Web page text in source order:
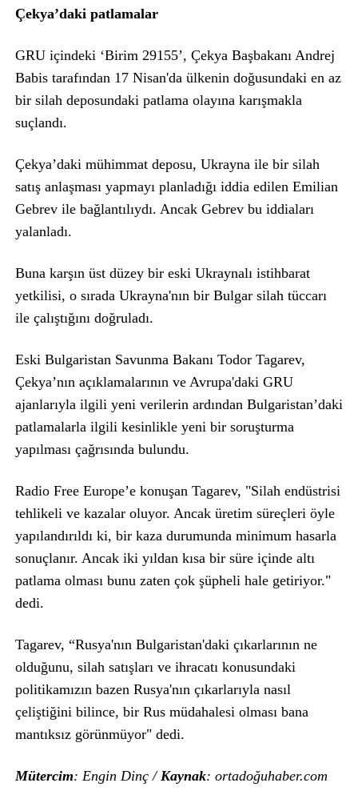
Çekya’daki patlamalar
GRU içindeki ‘Birim 29155’, Çekya Başbakanı Andrej
Babis tarafından 17 Nisan'da ülkenin doğusundaki en az
bir silah deposundaki patlama olayına karışmakla
suçlandı.
Çekya’daki mühimmat deposu, Ukrayna ile bir silah
satış anlaşması yapmayı planladığı iddia edilen Emilian
Gebrev ile bağlantılıydı. Ancak Gebrev bu iddiaları
yalanladı.
Buna karşın üst düzey bir eski Ukraynalı istihbarat
yetkilisi, o sırada Ukrayna'nın bir Bulgar silah tüccarı
ile çalıştığını doğruladı.
Eski Bulgaristan Savunma Bakanı Todor Tagarev,
Çekya’nın açıklamalarının ve Avrupa'daki GRU
ajanlarıyla ilgili yeni verilerin ardından Bulgaristan’daki
patlamalarla ilgili kesinlikle yeni bir soruşturma
yapılması çağrısında bulundu.
Radio Free Europe’e konuşan Tagarev, "Silah endüstrisi
tehlikeli ve kazalar oluyor. Ancak üretim süreçleri öyle
yapılandırıldı ki, bir kaza durumunda minimum hasarla
sonuçlanır. Ancak iki yıldan kısa bir süre içinde altı
patlama olması bunu zaten çok şüpheli hale getiriyor."
dedi.
Tagarev, “Rusya'nın Bulgaristan'daki çıkarlarının ne
olduğunu, silah satışları ve ihracatı konusundaki
politikamızın bazen Rusya'nın çıkarlarıyla nasıl
çeliştiğini bilince, bir Rus müdahalesi olması bana
mantıksız görünmüyor" dedi.
Mütercim: Engin Dinç /Kaynak: ortadoğuhaber.com